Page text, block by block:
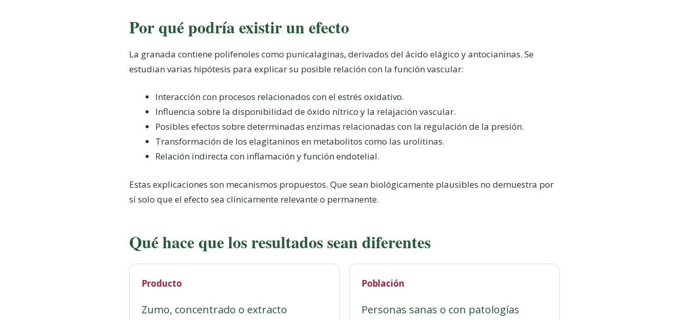
Por qué podría existir un efecto
La granada contiene polifenoles como punicalaginas, derivados del ácido elágico y antocianinas. Se
estudian varias hipótesis para explicar su posible relación con la función vascular:
Interacción con procesos relacionados con el estrés oxidativo.
Influencia sobre la disponibilidad de óxido nítrico y la relajación vascular.
Posibles efectos sobre determinadas enzimas relacionadas con la regulación de la presión.
Transformación de los elagitaninos en metabolitos como las urolitinas.
Relación indirecta con inflamación y función endotelial.
Estas explicaciones son mecanismos propuestos. Que sean biológicamente plausibles no demuestra por
sí solo que el efecto sea clínicamente relevante o permanente.
Qué hace que los resultados sean diferentes
Producto
Zumo, concentrado o extracto
Población
Personas sanas o con patologías